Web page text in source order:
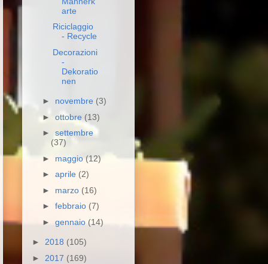
arte
Riciclaggio
- Recycle
Decorazioni
-
Dekoratio
nen
► novembre (3)
► ottobre (13)
► settembre
(37)
► maggio(12)
► aprile (2)
► marzo (16)
► febbraio (7)
► gennaio (14)
► 2018 (105)
► 2017 (169)